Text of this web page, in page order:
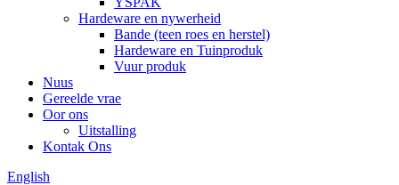
Hardeware en nywerheid
Bande (teen roes en herstel)
Hardeware en Tuinproduk
Vuur produk
Nuus
Gereelde vrae
Oor ons
Uitstalling
Kontak Ons
English